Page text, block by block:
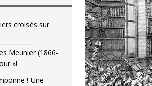
croisés sur
Meunier (1866-
»!
! Une